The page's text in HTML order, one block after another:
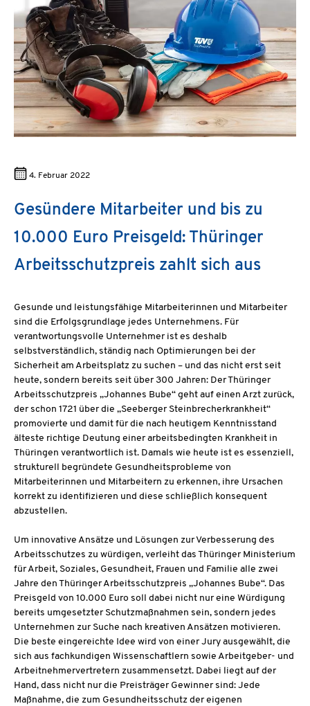
4. Februar 2022
Gesündere Mitarbeiter und bis zu
10.000 Euro Preisgeld: Thüringer
Arbeitsschutzpreis zahlt sich aus
Gesunde und leistungsfähige Mitarbeiterinnen und Mitarbeiter
sind die Erfolgsgrundlage jedes Unternehmens. Für
verantwortungsvolle Unternehmer ist es deshalb
selbstverständlich, ständig nach Optimierungen bei der
Sicherheit am Arbeitsplatz zu suchen – und das nicht erst seit
heute, sondern bereits seit über 300 Jahren: Der Thüringer
Arbeitsschutzpreis „Johannes Bube“ geht auf einen Arzt zurück,
der schon 1721 über die „Seeberger Steinbrecherkrankheit“
promovierte und damit für die nach heutigem Kenntnisstand
älteste richtige Deutung einer arbeitsbedingten Krankheit in
Thüringen verantwortlich ist. Damals wie heute ist es essenziell,
strukturell begründete Gesundheitsprobleme von
Mitarbeiterinnen und Mitarbeitern zu erkennen, ihre Ursachen
korrekt zu identifizieren und diese schließlich konsequent
abzustellen.
Um innovative Ansätze und Lösungen zur Verbesserung des
Arbeitsschutzes zu würdigen, verleiht das Thüringer Ministerium
für Arbeit, Soziales, Gesundheit, Frauen und Familie alle zwei
Jahre den Thüringer Arbeitsschutzpreis „Johannes Bube“. Das
Preisgeld von 10.000 Euro soll dabei nicht nur eine Würdigung
bereits umgesetzter Schutzmaßnahmen sein, sondern jedes
Unternehmen zur Suche nach kreativen Ansätzen motivieren.
Die beste eingereichte Idee wird von einer Jury ausgewählt, die
sich aus fachkundigen Wissenschaftlern sowie Arbeitgeber- und
Arbeitnehmervertretern zusammensetzt. Dabei liegt auf der
Hand, dass nicht nur die Preisträger Gewinner sind: Jede
Maßnahme, die zum Gesundheitsschutz der eigenen